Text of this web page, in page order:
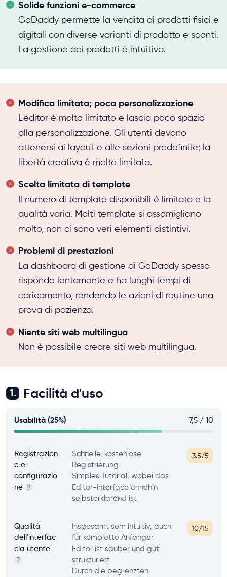
Solide funzioni e-commerce
GoDaddy permette la vendita di prodotti fisici e
digitali con diverse varianti di prodotto e sconti.
La gestione dei prodotti è intuitiva.
Modifica limitata; poca personalizzazione
L'editor è molto limitato e lascia poco spazio
alla personalizzazione. Gli utenti devono
attenersi ai layout e alle sezioni predefinite; la
libertà creativa è molto limitata.
Scelta limitata di template
Il numero di template disponibili è limitato e la
qualità varia. Molti template si assomigliano
molto, non ci sono veri elementi distintivi.
Problemi di prestazioni
La dashboard di gestione di GoDaddy spesso
risponde lentamente e ha lunghi tempi di
caricamento, rendendo le azioni di routine una
prova di pazienza.
Niente siti web multilingua
Non è possibile creare siti web multilingua.
1. Facilità d'uso
Usabilità (25%) 7,5 / 10
Registrazion
e e
configurazio
ne ?
Schnelle, kostenlose
Registrierung
Simples Tutorial, wobei das
Editor-Interface ohnehin
selbsterklärend ist
3.5/5
Qualità
dell'interfac
cia utente
?
Insgesamt sehr intuitiv, auch
für komplette Anfänger
Editor ist sauber und gut
strukturiert
Durch die begrenzten
10/15